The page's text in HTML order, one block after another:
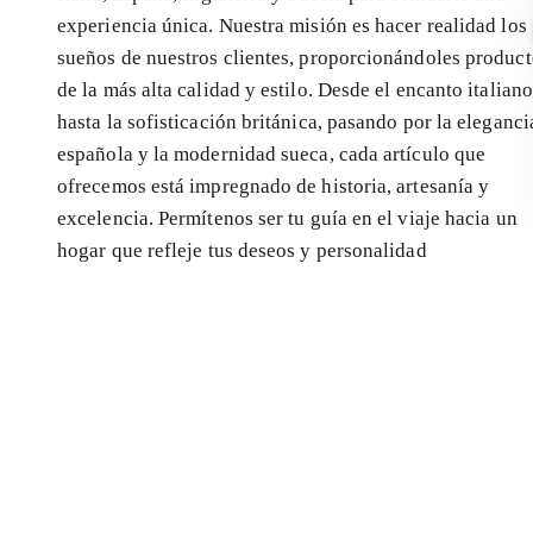
experiencia única. Nuestra misión es hacer realidad los
sueños de nuestros clientes, proporcionándoles
de la más alta calidad y estilo. Desde el encanto italiano
hasta la sofisticación británica, pasando por la
española y la modernidad sueca, cada artículo que
ofrecemos está impregnado de historia, artesanía y
excelencia. Permítenos ser tu guía en el viaje hacia un
hogar que refleje tus deseos y personalidad